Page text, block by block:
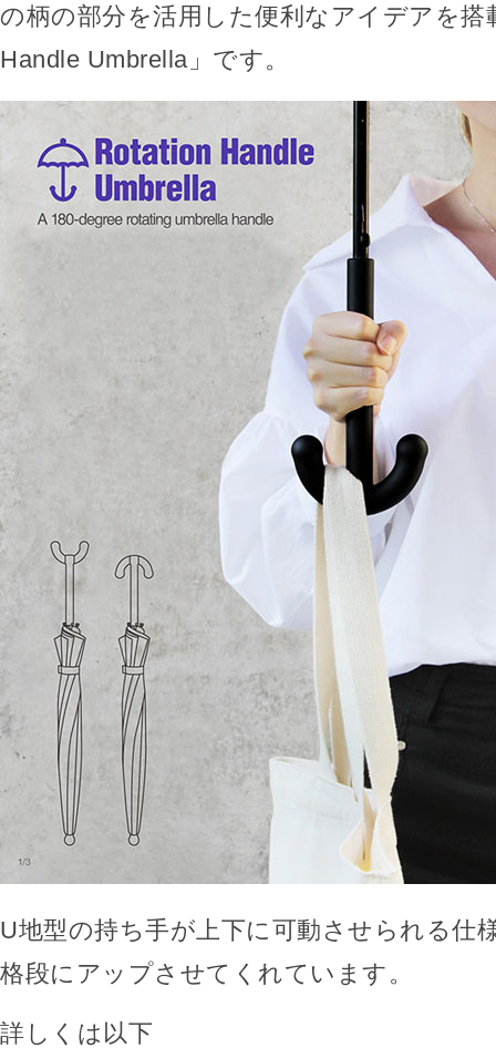
の柄の部分を活用した便利なアイデアを搭
Handle Umbrella」です。
U地型の持ち手が上下に可動させられる仕
格段にアップさせてくれています。
詳しくは以下